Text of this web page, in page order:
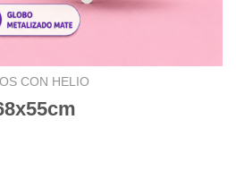
CON HELIO